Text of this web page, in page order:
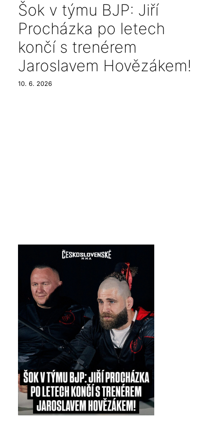
Šok v týmu BJP: Jiří
Procházka po letech
končí s trenérem
Jaroslavem Hovězákem!
10. 6. 2026